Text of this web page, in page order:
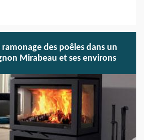
des poêles dans un
Mirabeau et ses environs